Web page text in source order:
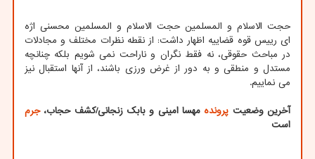
حجت الاسلام و المسلمین حجت الاسلام و المسلمین محسنی اژه
ای رییس قوه قضاییه اظهار داشت: از نقطه نظرات مختلف و مجادلات
در مباحث حقوقی، نه فقط نگران و ناراحت نمی شویم بلکه چنانچه
مستدل و منطقی و به دور از غرض ورزی باشند، از آنها استقبال نیز
می نماییم.
آخرین وضعیت پروندهمهسا امینی و بابک زنجانی/کشف حجاب،جرم
است